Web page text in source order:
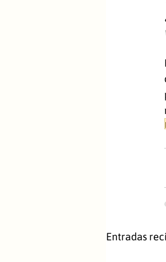
Entradas